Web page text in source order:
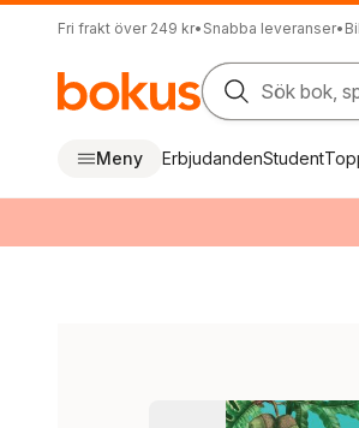
Fri frakt över 249 kr• Snabba leveranser•
Sök bok,
Meny ErbjudandenStudent